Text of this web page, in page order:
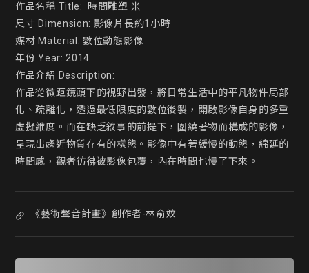
作品名稱 Title:  時間雕塑 米
尺寸 Dimension: 影像片長約1小時
媒材 Material: 數位動態影像
年份 Year: 2014
作品介紹 Description:
作品從微距鏡頭下的視野出發，將日常生活中的平凡物件局部
化、疏離化，透過最低限度的數位後製，開啟影像自身的多重
虛擬維度。而在缺乏敘事的前提下，圍繞著物而構成的影像，
呈現出趨近物質存有的樣態。影像中有著緩慢的動態，綿延的
時間感，觀者彷彿被影像包覆，內在時間也慢了下來。
《藝術聲音計畫》創作者-林俞妏